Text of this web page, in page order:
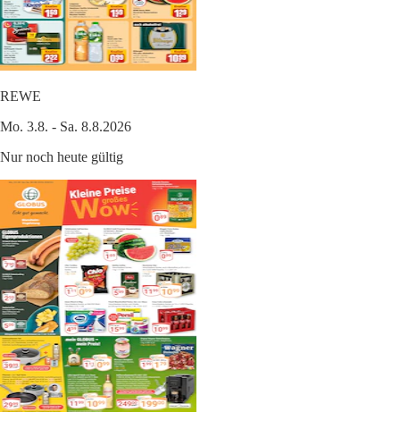
REWE
Mo. 3.8. - Sa. 8.8.2026
Nur noch heute gültig